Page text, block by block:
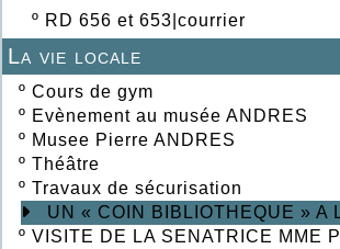
º RD 656 et 653|courrier
La vie locale
º Cours de gym
º Evènement au musée ANDRES
º Musee Pierre ANDRES
º Théâtre
º Travaux de sécurisation
UN « COIN BIBLIOTHEQUE » A
º VISITE DE LA SENATRICE MME